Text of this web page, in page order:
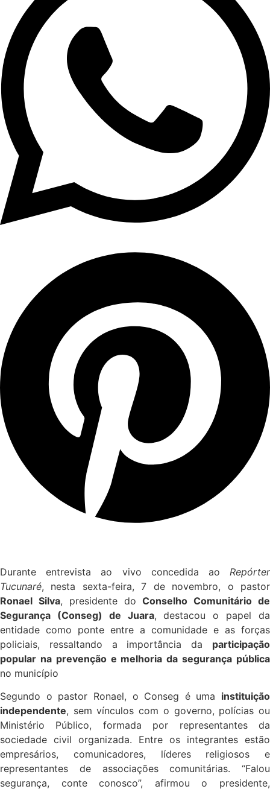
Durante entrevista ao vivo concedida ao Repórter
Tucunaré, nesta sexta-feira, 7 de novembro, o pastor
Ronael Silva, presidente doConselho Comunitário de
Segurança (Conseg) de Juara, destacou o papel da
entidade como ponte entre a comunidade e as forças
policiais, ressaltando a importância da participação
popular na prevenção e melhoria da segurança pública
no município
Segundo o pastor Ronael, o Conseg é uma instituição
independente, sem vínculos com o governo, polícias ou
Ministério Público, formada por representantes da
sociedade civil organizada. Entre os integrantes estão
empresários, comunicadores, líderes religiosos e
representantes de associações comunitárias. “Falou
segurança, conte conosco”, afirmou o presidente,